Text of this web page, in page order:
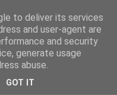
to deliver its services
and user-agent are
and security
generate usage
abuse.
GOT IT